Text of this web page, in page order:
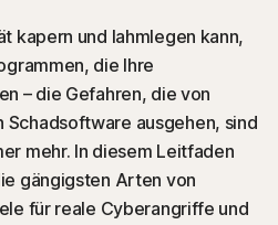
kapern und lahmlegen kann,
die Ihre
– die Gefahren, die von
ausgehen, sind
mehr. In diesem Leitfaden
gängigsten Arten von
für reale Cyberangriffe und